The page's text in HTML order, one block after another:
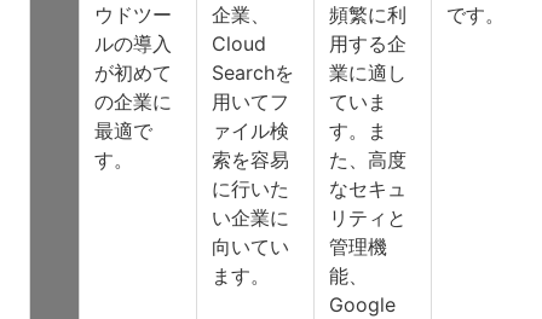
ウドツー
ルの導入
が初めて
の企業に
最適で
す。
企業、
Cloud
Searchを
用いてフ
ァイル検
索を容易
に行いた
い企業に
向いてい
ます。
頻繁に利
用する企
業に適し
ていま
す。ま
た、高度
なセキュ
リティと
管理機
能、
Google
です。